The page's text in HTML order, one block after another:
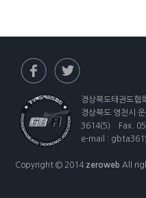
경상북도태권도협
경상북도 영천시
3614(5) Fax.
e-mail :
Copyright © 2014 zeroweb All